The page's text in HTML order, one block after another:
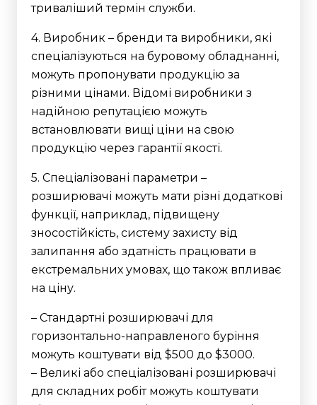
триваліший термін служби.
4. Виробник – бренди та виробники, які
спеціалізуються на буровому обладнанні,
можуть пропонувати продукцію за
різними цінами. Відомі виробники з
надійною репутацією можуть
встановлювати вищі ціни на свою
продукцію через гарантії якості.
5. Спеціалізовані параметри –
розширювачі можуть мати різні додаткові
функції, наприклад, підвищену
зносостійкість, систему захисту від
залипання або здатність працювати в
екстремальних умовах, що також впливає
на ціну.
– Стандартні розширювачі для
горизонтально-направленого буріння
можуть коштувати від $500 до $3000.
– Великі або спеціалізовані розширювачі
для складних робіт можуть коштувати